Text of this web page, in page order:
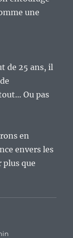
une
de 25 ans, il
Ou pas
en
envers les
que